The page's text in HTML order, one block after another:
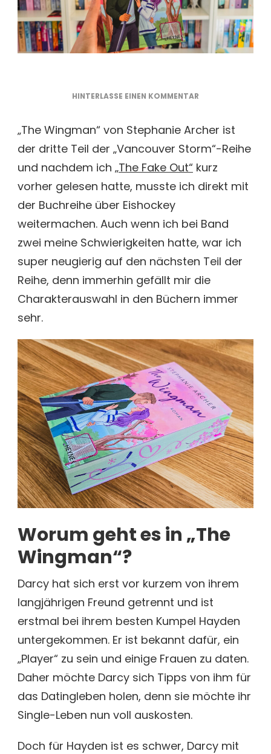
HINTERLASSE EINEN KOMMENTAR
VON
STEPHANIE
[BUCHREZENSION]
„The Wingman“ von Stephanie Archer ist
der dritte Teil der „Vancouver Storm“-Reihe
und nachdem ich „The Fake Out“ kurz
vorher gelesen hatte, musste ich direkt mit
der Buchreihe über Eishockey
weitermachen. Auch wenn ich bei Band
zwei meine Schwierigkeiten hatte, war ich
super neugierig auf den nächsten Teil der
Reihe, denn immerhin gefällt mir die
Charakterauswahl in den Büchern immer
sehr.
Worum geht es in „The
Wingman“?
Darcy hat sich erst vor kurzem von ihrem
langjährigen Freund getrennt und ist
erstmal bei ihrem besten Kumpel Hayden
untergekommen. Er ist bekannt dafür, ein
„Player“ zu sein und einige Frauen zu daten.
Daher möchte Darcy sich Tipps von ihm für
das Datingleben holen, denn sie möchte ihr
Single-Leben nun voll auskosten.
Doch für Hayden ist es schwer, Darcy mit